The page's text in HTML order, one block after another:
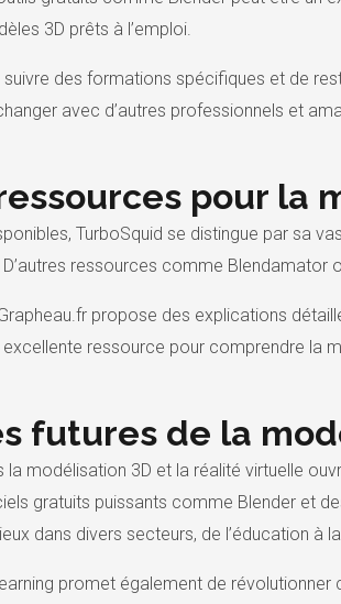
3D prêts à l’emploi.
suivre des formations spécifiques et de
avec d’autres professionnels et
pour la
TurboSquid se distingue par sa
ressources comme
propose des explications
ressource pour comprendre la
futures de la
modélisation 3D et la réalité virtuelle
gratuits puissants comme Blender et
dans divers secteurs, de l’éducation à
promet également de